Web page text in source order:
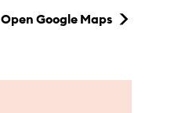
Open Google Maps